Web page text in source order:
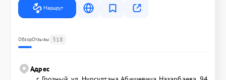
Маршрут
ОбзорОтзывы 318
Адрес